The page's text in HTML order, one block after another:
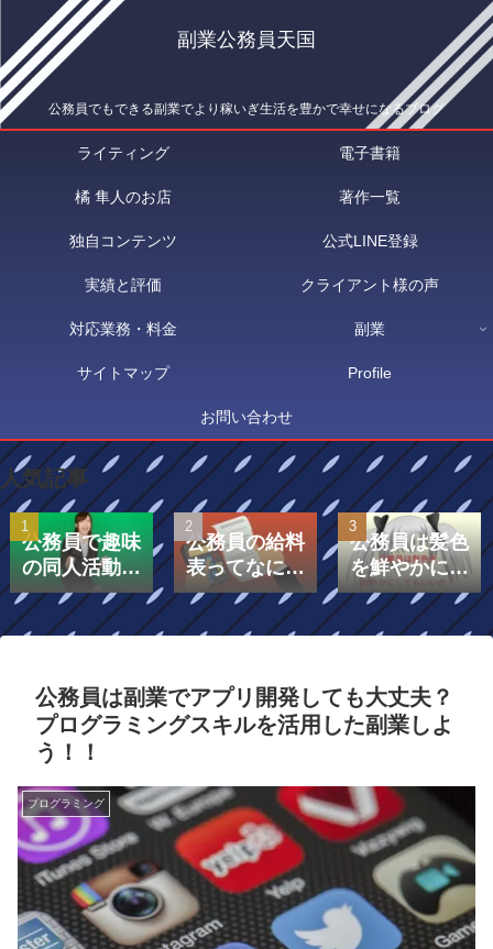
副業公務員天国
公務員でもできる副業でより稼いぎ生活を豊かで幸せになるブログ
ライティング 電子書籍
橘 隼人のお店 著作一覧
独自コンテンツ 公式LINE登録
実績と評価 クライアント様の声
対応業務・料金 副業
サイトマップ Profile
お問い合わせ
人気記事
公務員で趣味
の同人活動を
したら副業に
なる？
公務員の給料
表ってなに？
給料表は「号
給」と「級」
公務員は髪色
を鮮やかにし
てもいいの？
公務員は副業でアプリ開発しても大丈夫？
プログラミングスキルを活用した副業しよ
う！！
プログラミング